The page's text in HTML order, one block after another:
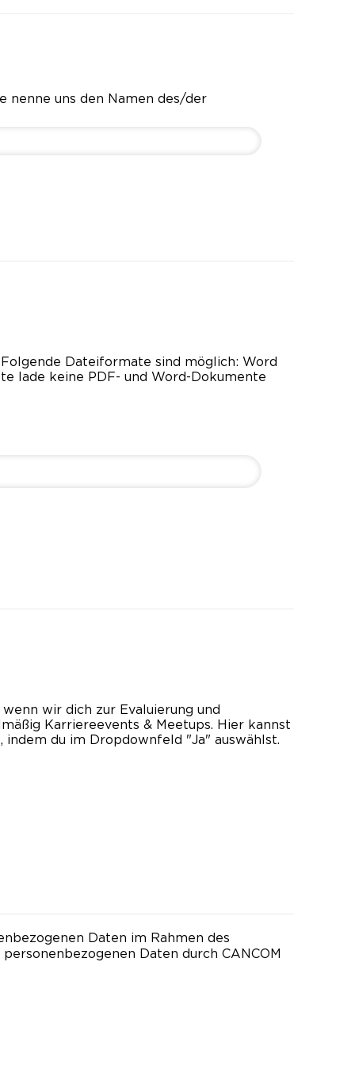
nenne uns den Namen des/der
Dateiformate sind möglich: Word
lade keine PDF- und Word-Dokumente
wir dich zur Evaluierung und
Karriereevents & Meetups. Hier kannst
du im Dropdownfeld "Ja" auswählst.
Daten im Rahmen des
Daten durch CANCOM